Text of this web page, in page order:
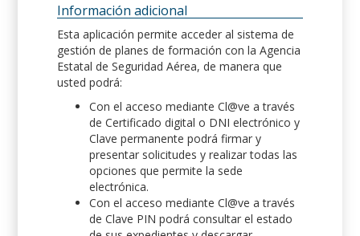
Información adicional
Esta aplicación permite acceder al sistema de
gestión de planes de formación con la Agencia
Estatal de Seguridad Aérea, de manera que
usted podrá:
Con el acceso mediante Cl@ve a través
de Certificado digital o DNI electrónico y
Clave permanente podrá firmar y
presentar solicitudes y realizar todas las
opciones que permite la sede
electrónica.
Con el acceso mediante Cl@ve a través
de Clave PIN podrá consultar el estado